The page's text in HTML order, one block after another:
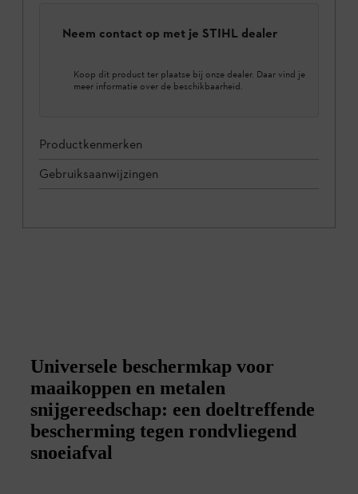
Neem contact op met je STIHL dealer
Koop dit product ter plaatse bij onze dealer. Daar vind je
meer informatie over de beschikbaarheid.
Productkenmerken
Gebruiksaanwijzingen
Universele beschermkap voor
maaikoppen en metalen
snijgereedschap: een doeltreffende
bescherming tegen rondvliegend
snoeiafval